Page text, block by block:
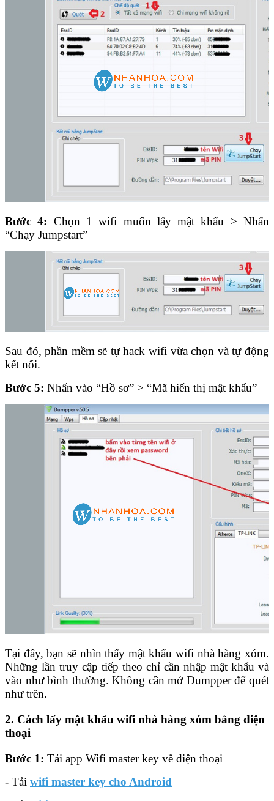
Bước 4: Chọn 1 wifi muốn lấy mật khẩu > Nhấn
“Chạy Jumpstart”
Sau đó, phần mềm sẽ tự hack wifi vừa chọn và tự động
kết nối.
Bước 5: Nhấn vào “Hồ sơ” > “Mã hiển thị mật khẩu”
Tại đây, bạn sẽ nhìn thấy mật khẩu wifi nhà hàng xóm.
Những lần truy cập tiếp theo chỉ cần nhập mật khẩu và
vào như bình thường. Không cần mở Dumpper để quét
như trên.
2. Cách lấy mật khẩu wifi nhà hàng xóm bằng điện
thoại
Bước 1: Tải app Wifi master key về điện thoại
- Tải wifi master key cho Android